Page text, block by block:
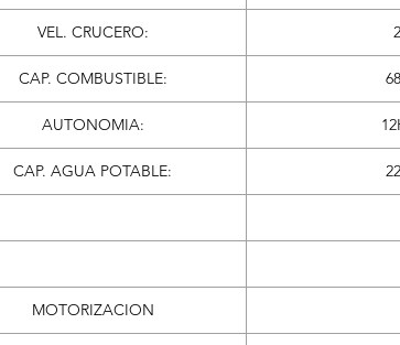
VEL. CRUCERO:
CAP. COMBUSTIBLE:
AUTONOMIA:
CAP. AGUA POTABLE:
MOTORIZACION